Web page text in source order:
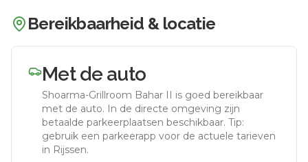
Bereikbaarheid & locatie
Met de auto
Shoarma-Grillroom Bahar II is goed bereikbaar
met de auto. In de directe omgeving zijn
betaalde parkeerplaatsen beschikbaar. Tip:
gebruik een parkeerapp voor de actuele tarieven
in Rijssen.